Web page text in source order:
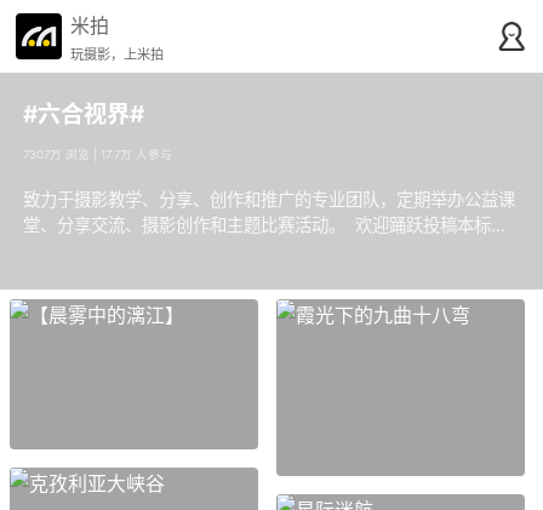
米拍
玩摄影，上米拍
#六合视界#
7307万 浏览 | 17.7万 人参与
致力于摄影教学、分享、创作和推广的专业团队，定期举办公益课
堂、分享交流、摄影创作和主题比赛活动。 欢迎踊跃投稿本标